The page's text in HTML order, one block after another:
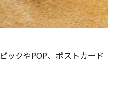
クやPOP、ポストカード